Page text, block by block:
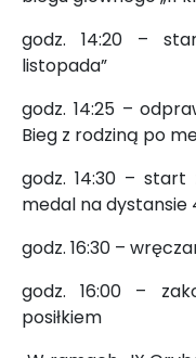
godz. 14:20 –
listopada”
godz. 14:25 –
Bieg z rodziną po
godz. 14:30 – start
medal na dystansie
godz. 16:30 –
godz. 16:00 –
posiłkiem